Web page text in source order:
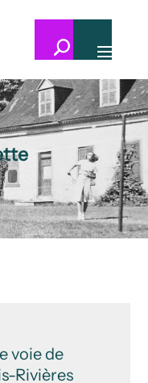
voie de
Rivières